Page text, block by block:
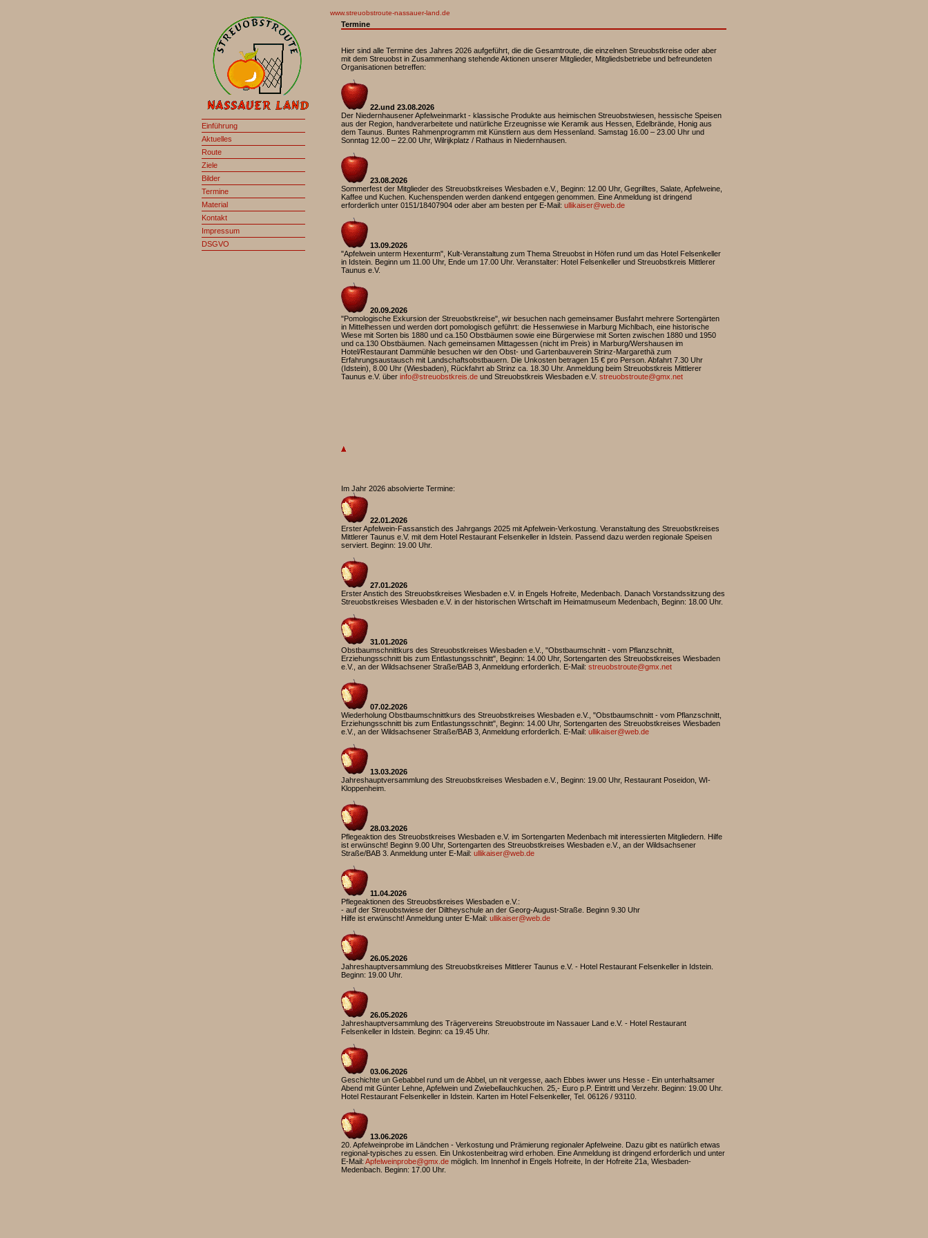
Einführung
Aktuelles
Route
Ziele
Bilder
Termine
Material
Kontakt
Impressum
DSGVO
www.streuobstroute-nassauer-land.de
Termine
Hier sind alle Termine des Jahres 2026 aufgeführt, die die Gesamtroute, die einzelnen Streuobstkreise oder aber
mit dem Streuobst in Zusammenhang stehende Aktionen unserer Mitglieder, Mitgliedsbetriebe und befreundeten
Organisationen betreffen:
22.und 23.08.2026
Der Niedernhausener Apfelweinmarkt - klassische Produkte aus heimischen Streuobstwiesen, hessische Speisen
aus der Region, handverarbeitete und natürliche Erzeugnisse wie Keramik aus Hessen, Edelbrände, Honig aus
dem Taunus. Buntes Rahmenprogramm mit Künstlern aus dem Hessenland. Samstag 16.00 – 23.00 Uhr und
Sonntag 12.00 – 22.00 Uhr, Wilrijkplatz / Rathaus in Niedernhausen.
23.08.2026
Sommerfest der Mitglieder des Streuobstkreises Wiesbaden e.V., Beginn: 12.00 Uhr, Gegrilltes, Salate, Apfelweine,
Kaffee und Kuchen. Kuchenspenden werden dankend entgegen genommen. Eine Anmeldung ist dringend
erforderlich unter 0151/18407904 oder aber am besten per E-Mail: ullikaiser@web.de
13.09.2026
"Apfelwein unterm Hexenturm", Kult-Veranstaltung zum Thema Streuobst in Höfen rund um das Hotel Felsenkeller
in Idstein. Beginn um 11.00 Uhr, Ende um 17.00 Uhr. Veranstalter: Hotel Felsenkeller und Streuobstkreis Mittlerer
Taunus e.V.
20.09.2026
"Pomologische Exkursion der Streuobstkreise", wir besuchen nach gemeinsamer Busfahrt mehrere Sortengärten
in Mittelhessen und werden dort pomologisch geführt: die Hessenwiese in Marburg Michlbach, eine historische
Wiese mit Sorten bis 1880 und ca.150 Obstbäumen sowie eine Bürgerwiese mit Sorten zwischen 1880 und 1950
und ca.130 Obstbäumen. Nach gemeinsamen Mittagessen (nicht im Preis) in Marburg/Wershausen im
Hotel/Restaurant Dammühle besuchen wir den Obst- und Gartenbauverein Strinz-Margarethä zum
Erfahrungsaustausch mit Landschaftsobstbauern. Die Unkosten betragen 15 € pro Person. Abfahrt 7.30 Uhr
(Idstein), 8.00 Uhr (Wiesbaden), Rückfahrt ab Strinz ca. 18.30 Uhr. Anmeldung beim Streuobstkreis Mittlerer
Taunus e.V. über info@streuobstkreis.de und Streuobstkreis Wiesbaden e.V. streuobstroute@gmx.net
Im Jahr 2026 absolvierte Termine:
22.01.2026
Erster Apfelwein-Fassanstich des Jahrgangs 2025 mit Apfelwein-Verkostung. Veranstaltung des Streuobstkreises
Mittlerer Taunus e.V. mit dem Hotel Restaurant Felsenkeller in Idstein. Passend dazu werden regionale Speisen
serviert. Beginn: 19.00 Uhr.
27.01.2026
Erster Anstich des Streuobstkreises Wiesbaden e.V. in Engels Hofreite, Medenbach. Danach Vorstandssitzung des
Streuobstkreises Wiesbaden e.V. in der historischen Wirtschaft im Heimatmuseum Medenbach, Beginn: 18.00 Uhr.
31.01.2026
Obstbaumschnittkurs des Streuobstkreises Wiesbaden e.V., "Obstbaumschnitt - vom Pflanzschnitt,
Erziehungsschnitt bis zum Entlastungsschnitt", Beginn: 14.00 Uhr, Sortengarten des Streuobstkreises Wiesbaden
e.V., an der Wildsachsener Straße/BAB 3, Anmeldung erforderlich. E-Mail: streuobstroute@gmx.net
07.02.2026
Wiederholung Obstbaumschnittkurs des Streuobstkreises Wiesbaden e.V., "Obstbaumschnitt - vom Pflanzschnitt,
Erziehungsschnitt bis zum Entlastungsschnitt", Beginn: 14.00 Uhr, Sortengarten des Streuobstkreises Wiesbaden
e.V., an der Wildsachsener Straße/BAB 3, Anmeldung erforderlich. E-Mail: ullikaiser@web.de
13.03.2026
Jahreshauptversammlung des Streuobstkreises Wiesbaden e.V., Beginn: 19.00 Uhr, Restaurant Poseidon, WI-
Kloppenheim.
28.03.2026
Pflegeaktion des Streuobstkreises Wiesbaden e.V. im Sortengarten Medenbach mit interessierten Mitgliedern. Hilfe
ist erwünscht! Beginn 9.00 Uhr, Sortengarten des Streuobstkreises Wiesbaden e.V., an der Wildsachsener
Straße/BAB 3. Anmeldung unter E-Mail: ullikaiser@web.de
11.04.2026
Pflegeaktionen des Streuobstkreises Wiesbaden e.V.:
- auf der Streuobstwiese der Diltheyschule an der Georg-August-Straße. Beginn 9.30 Uhr
Hilfe ist erwünscht! Anmeldung unter E-Mail: ullikaiser@web.de
26.05.2026
Jahreshauptversammlung des Streuobstkreises Mittlerer Taunus e.V. - Hotel Restaurant Felsenkeller in Idstein.
Beginn: 19.00 Uhr.
26.05.2026
Jahreshauptversammlung des Trägervereins Streuobstroute im Nassauer Land e.V. - Hotel Restaurant
Felsenkeller in Idstein. Beginn: ca 19.45 Uhr.
03.06.2026
Geschichte un Gebabbel rund um de Abbel, un nit vergesse, aach Ebbes iwwer uns Hesse - Ein unterhaltsamer
Abend mit Günter Lehne, Apfelwein und Zwiebellauchkuchen. 25,- Euro p.P. Eintritt und Verzehr. Beginn: 19.00 Uhr.
Hotel Restaurant Felsenkeller in Idstein. Karten im Hotel Felsenkeller, Tel. 06126 / 93110.
13.06.2026
20. Apfelweinprobe im Ländchen - Verkostung und Prämierung regionaler Apfelweine. Dazu gibt es natürlich etwas
regional-typisches zu essen. Ein Unkostenbeitrag wird erhoben. Eine Anmeldung ist dringend erforderlich und unter
E-Mail: Apfelweinprobe@gmx.de möglich. Im Innenhof in Engels Hofreite, In der Hofreite 21a, Wiesbaden-
Medenbach. Beginn: 17.00 Uhr.